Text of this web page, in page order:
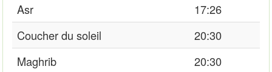
Asr
17:26
Coucher du soleil
20:30
Maghrib
20:30